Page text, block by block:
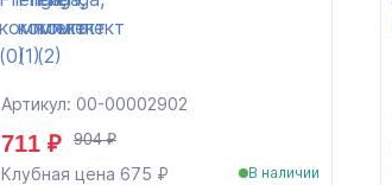
Артикул: 00-00002902
711 ₽ 904 ₽
Клубная цена 675 ₽ В наличии